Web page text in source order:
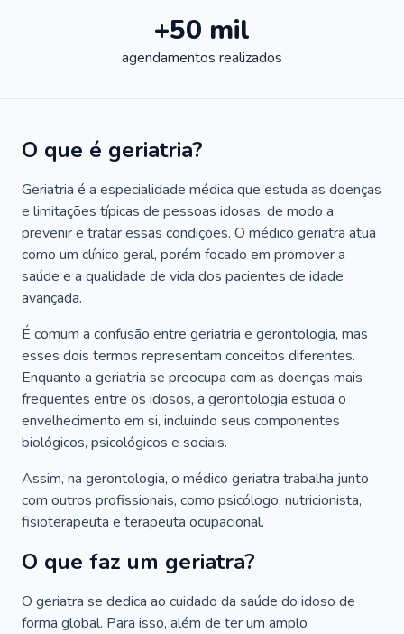
+50 mil
agendamentos realizados
O que é geriatria?
Geriatria é a especialidade médica que estuda as doenças
e limitações típicas de pessoas idosas, de modo a
prevenir e tratar essas condições. O médico geriatra atua
como um clínico geral, porém focado em promover a
saúde e a qualidade de vida dos pacientes de idade
avançada.
É comum a confusão entre geriatria e gerontologia, mas
esses dois termos representam conceitos diferentes.
Enquanto a geriatria se preocupa com as doenças mais
frequentes entre os idosos, a gerontologia estuda o
envelhecimento em si, incluindo seus componentes
biológicos, psicológicos e sociais.
Assim, na gerontologia, o médico geriatra trabalha junto
com outros profissionais, como psicólogo, nutricionista,
fisioterapeuta e terapeuta ocupacional.
O que faz um geriatra?
O geriatra se dedica ao cuidado da saúde do idoso de
forma global. Para isso, além de ter um amplo